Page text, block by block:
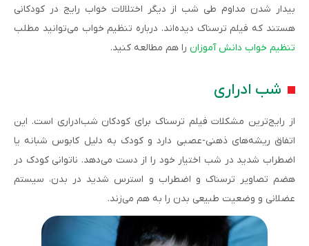
بیدار شدن مداوم طی شب از دیگر اختلالات خواب رایج در کودکانی
هستند که فیلم ترسناک دیده‌اند. درباره تنظیم خواب می‌توانید مطلب
تنظیم خواب دانش آموزان را هم مطالعه کنید.
شب ادراری
از رایج‌ترین مشکلات فیلم ترسناک برای کودکان شب‌ادراری است. این
اتفاق ریشه‌های ذهنی-عصبی دارد و کودک به دلیل کابوس شبانه یا
اضطراب شدید در شب اختیار خود را از دست می‌دهد. ناتوانی کودک در
هضم تصاویر ترسناک و اضطراب و استرس شدید در بدن، سیستم
عضلانی و وضعیت طبیعی بدن را به هم می‌زند.